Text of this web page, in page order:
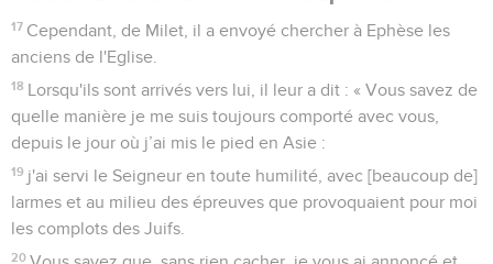
17 Cependant, de Milet, il a envoyé chercher à Ephèse les
anciens de l'Eglise.
18 Lorsqu'ils sont arrivés vers lui, il leur a dit : « Vous savez de
quelle manière je me suis toujours comporté avec vous,
depuis le jour où j’ai mis le pied en Asie :
19 j'ai servi le Seigneur en toute humilité, avec [beaucoup de]
larmes et au milieu des épreuves que provoquaient pour moi
les complots des Juifs.
20